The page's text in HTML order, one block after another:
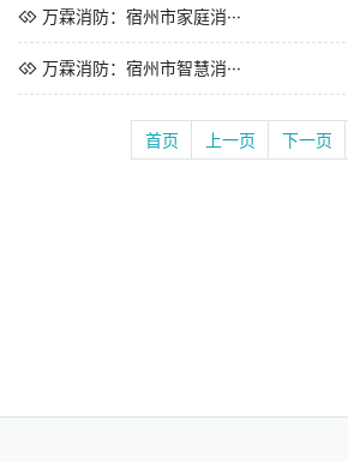
万霖消防：宿州市家庭消···
万霖消防：宿州市智慧消···
首页 上一页 下一页